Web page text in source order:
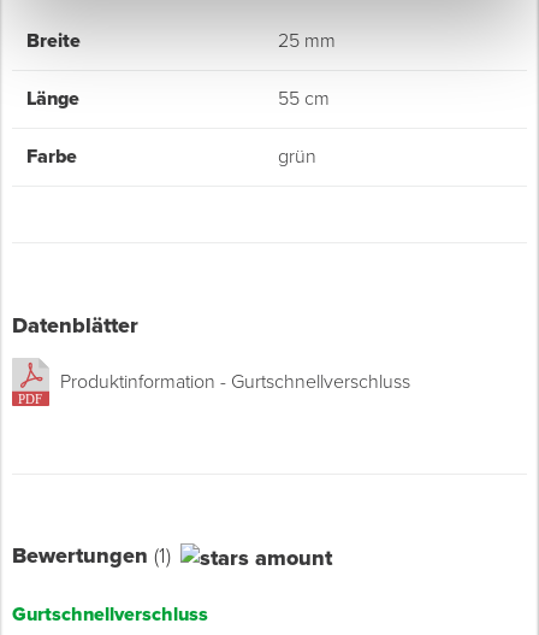
Breite 25 mm
Länge 55 cm
Farbe grün
Datenblätter
Produktinformation - Gurtschnellverschluss
Bewertungen (1)
Gurtschnellverschluss